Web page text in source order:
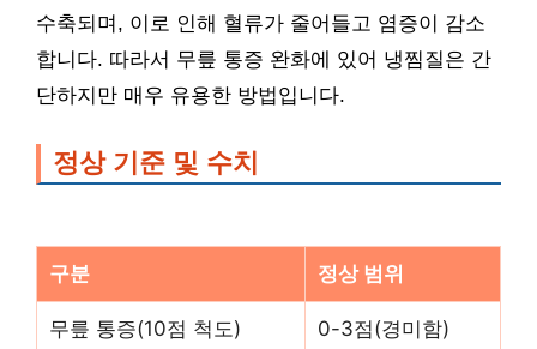
수축되며, 이로 인해 혈류가 줄어들고 염증이 감소
합니다. 따라서 무릎 통증 완화에 있어 냉찜질은 간
단하지만 매우 유용한 방법입니다.
정상 기준 및 수치
구분 정상 범위
무릎 통증(10점 척도) 0-3점(경미함)